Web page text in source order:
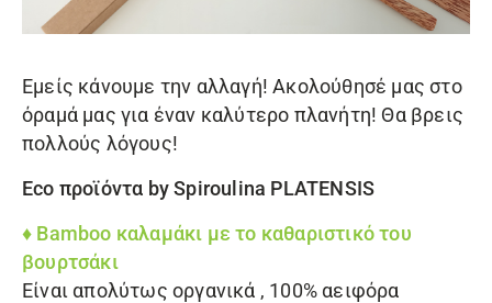
Εμείς κάνουμε την αλλαγή! Ακολούθησέ μας στο
όραμά μας για έναν καλύτερο πλανήτη! Θα βρεις
πολλούς λόγους!
Eco προϊόντα by Spiroulina PLATENSIS
♦ Bamboo καλαμάκι με το καθαριστικό του
βουρτσάκι
Είναι απολύτως οργανικά , 100% αειφόρα